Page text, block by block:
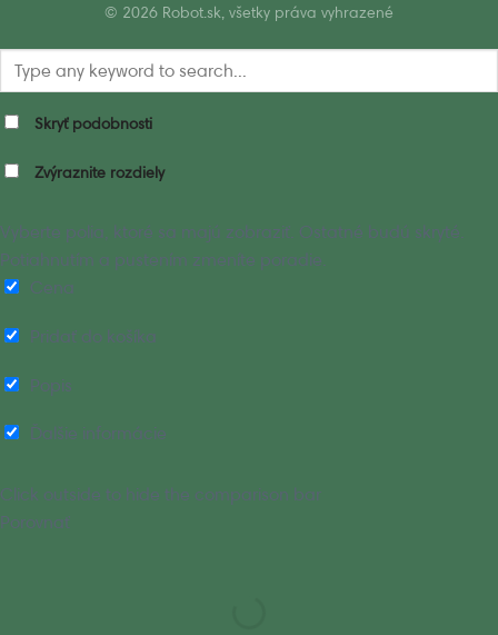
© 2026 Robot.sk, všetky práva vyhrazené
Skryť podobnosti
Zvýraznite rozdiely
Vyberte polia, ktoré sa majú zobraziť. Ostatné budú skryté.
Potiahnutím a pustením zmeníte poradie.
Cena
Pridať do košíka
Popis
Ďalšie informácie
Click outside to hide the comparison bar
Porovnať